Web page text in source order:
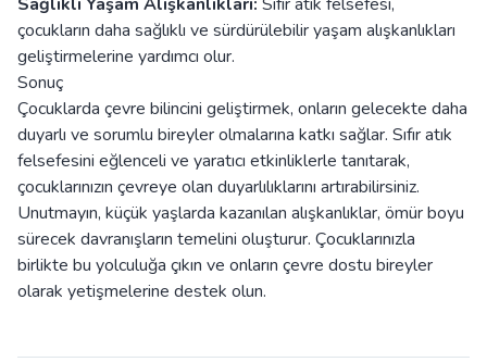
çocukların daha sağlıklı ve sürdürülebilir yaşam alışkanlıkları
geliştirmelerine yardımcı olur.
Sonuç
Çocuklarda çevre bilincini geliştirmek, onların gelecekte daha
duyarlı ve sorumlu bireyler olmalarına katkı sağlar. Sıfır atık
felsefesini eğlenceli ve yaratıcı etkinliklerle tanıtarak,
çocuklarınızın çevreye olan duyarlılıklarını artırabilirsiniz.
Unutmayın, küçük yaşlarda kazanılan alışkanlıklar, ömür boyu
sürecek davranışların temelini oluşturur. Çocuklarınızla
birlikte bu yolculuğa çıkın ve onların çevre dostu bireyler
olarak yetişmelerine destek olun.